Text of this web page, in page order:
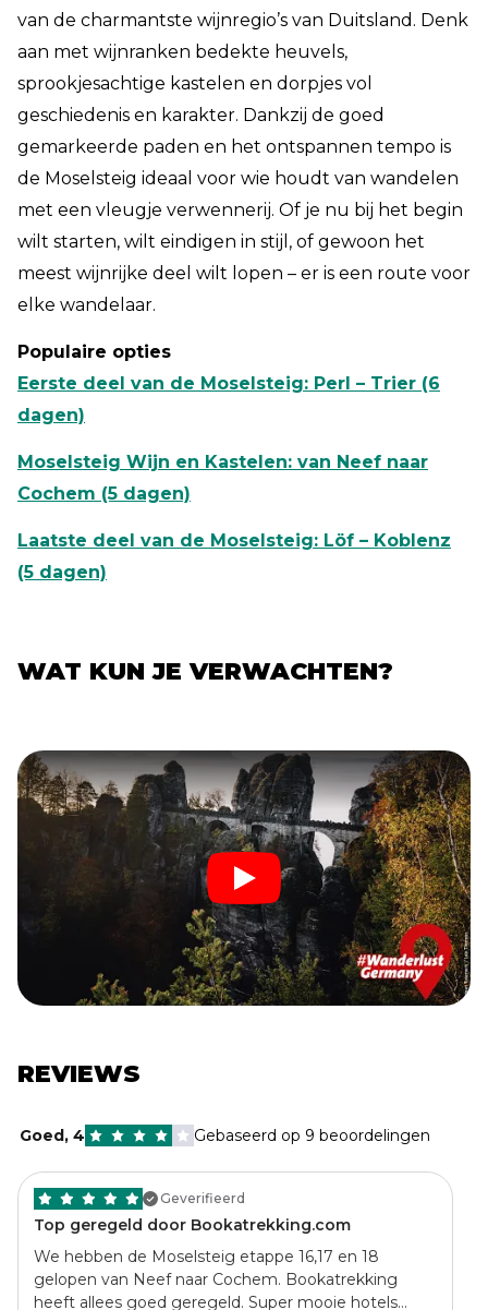
van de charmantste wijnregio’s van Duitsland. Denk
aan met wijnranken bedekte heuvels,
sprookjesachtige kastelen en dorpjes vol
geschiedenis en karakter. Dankzij de goed
gemarkeerde paden en het ontspannen tempo is
de Moselsteig ideaal voor wie houdt van wandelen
met een vleugje verwennerij. Of je nu bij het begin
wilt starten, wilt eindigen in stijl, of gewoon het
meest wijnrijke deel wilt lopen – er is een route voor
elke wandelaar.
Populaire opties
Eerste deel van de Moselsteig: Perl – Trier (6
dagen)
Moselsteig Wijn en Kastelen: van Neef naar
Cochem (5 dagen)
Laatste deel van de Moselsteig: Löf – Koblenz
(5 dagen)
WAT KUN JE VERWACHTEN?
REVIEWS
Goed,4 Gebaseerd op 9 beoordelingen
Geverifieerd
Top geregeld door Bookatrekking.com
We hebben de Moselsteig etappe 16,17 en 18
gelopen van Neef naar Cochem. Bookatrekking
heeft allees goed geregeld. Super mooie hotels